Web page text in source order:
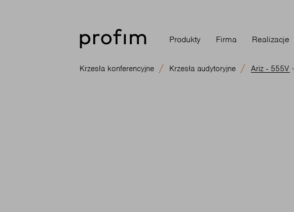
Produkty Firma Realizacje
Krzesła konferencyjne Krzesła audytoryjne Ariz - 555V